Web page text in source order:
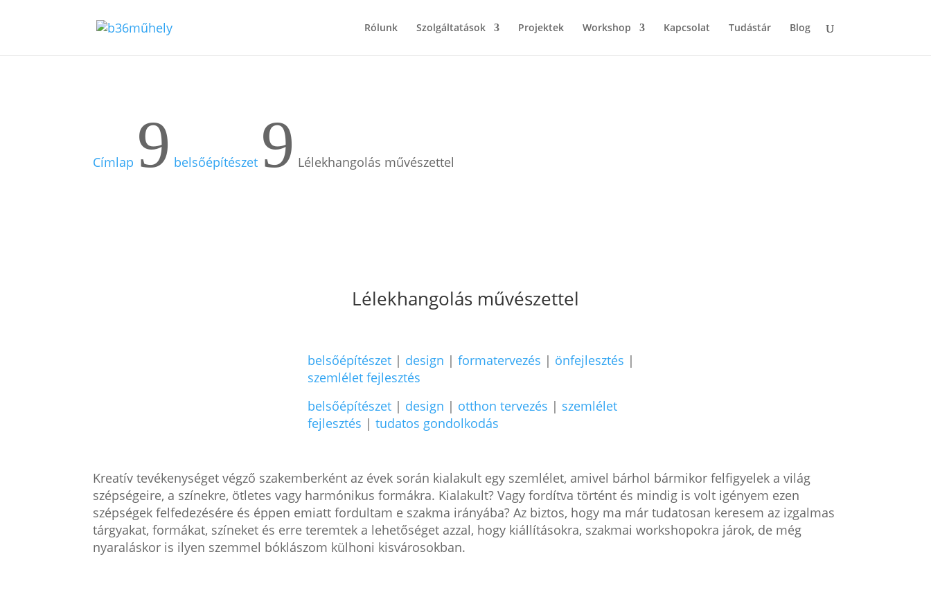
Rólunk Szolgáltatások Projektek Workshop Kapcsolat Tudástár Blog
Címlap 9 belsőépítészet 9 Lélekhangolás művészettel
Lélekhangolás művészettel
belsőépítészet | design | formatervezés | önfejlesztés |
szemlélet fejlesztés
belsőépítészet | design | otthon tervezés | szemlélet
fejlesztés | tudatos gondolkodás
Kreatív tevékenységet végző szakemberként az évek során kialakult egy szemlélet, amivel bárhol bármikor felfigyelek a világ
szépségeire, a színekre, ötletes vagy harmónikus formákra. Kialakult? Vagy fordítva történt és mindig is volt igényem ezen
szépségek felfedezésére és éppen emiatt fordultam e szakma irányába? Az biztos, hogy ma már tudatosan keresem az izgalmas
tárgyakat, formákat, színeket és erre teremtek a lehetőséget azzal, hogy kiállításokra, szakmai workshopokra járok, de még
nyaraláskor is ilyen szemmel bóklászom külhoni kisvárosokban.